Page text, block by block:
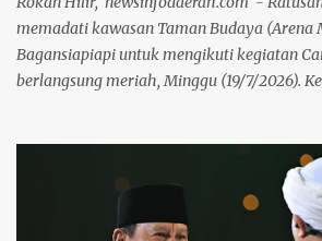
warisan budaya luhur masyarakat Melayu
dirawat dan dihidupkan dal...
memadati kawasan Taman Budaya (Arena
Bagansiapiapi untuk mengikuti kegiatan
berlangsung meriah, Minggu (19/7/2026).
sehat, pemberdayaan ekonomi lokal, dan
ini dihadiri langsung oleh Bupati Rokan Hilir
Bistamam, jajaran Forkopimda Rohil,